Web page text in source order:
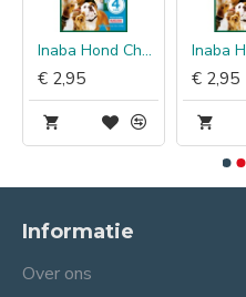
Inaba Hond Churu Puree Kip met Kaas
€ 2,95 € 2,95
Informatie
Over ons